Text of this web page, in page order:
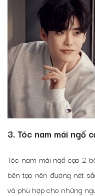
3. Tóc nam mái ngố
Tóc nam mái ngố cạo 2
bên tạo nên đường nét
và phù hợp cho những